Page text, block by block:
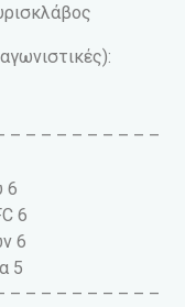
– – – – – – – – – –
6
6
6
5
– – – – – – – – – –